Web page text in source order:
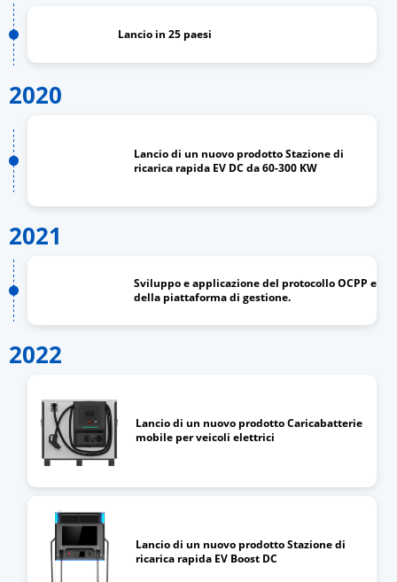
Lancio in 25 paesi
2020
Lancio di un nuovo prodotto Stazione di
ricarica rapida EV DC da 60-300 KW
2021
Sviluppo e applicazione del protocollo OCPP e
della piattaforma di gestione.
2022
Lancio di un nuovo prodotto Caricabatterie
mobile per veicoli elettrici
Lancio di un nuovo prodotto Stazione di
ricarica rapida EV Boost DC